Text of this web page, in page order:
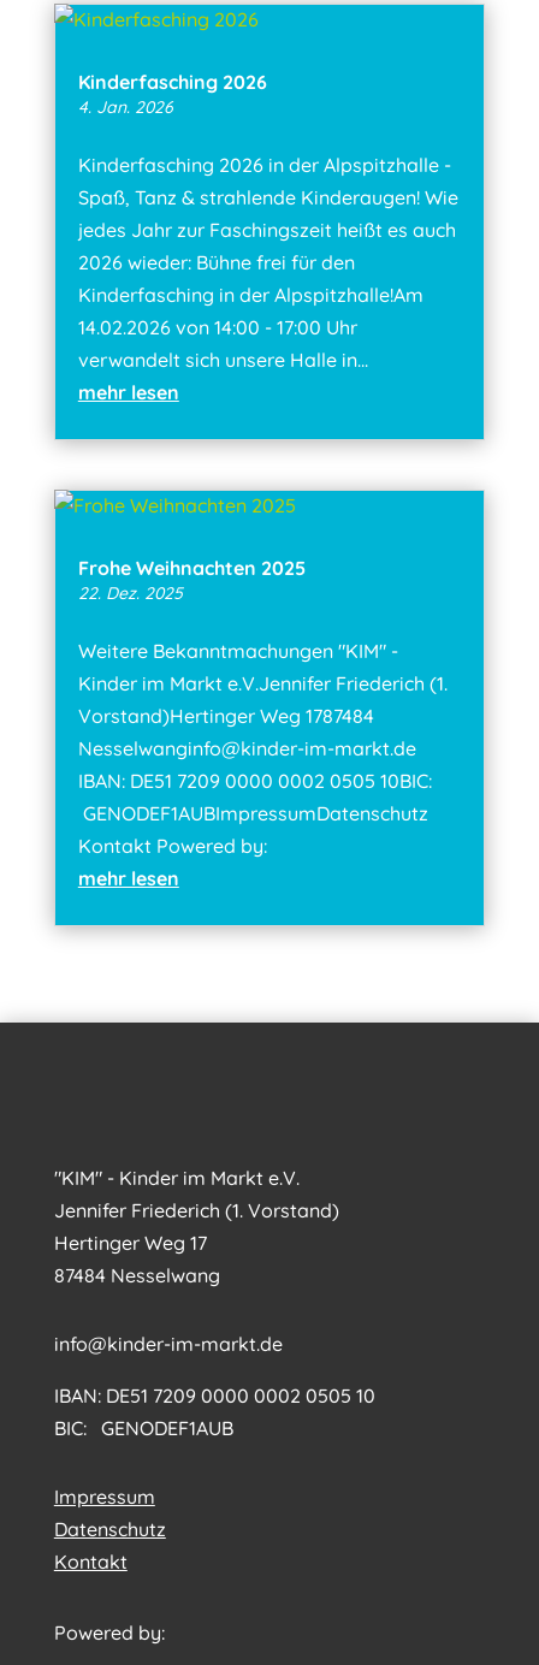
Kinderfasching 2026
4. Jan. 2026
Kinderfasching 2026 in der Alpspitzhalle -
Spaß, Tanz & strahlende Kinderaugen! Wie
jedes Jahr zur Faschingszeit heißt es auch
2026 wieder: Bühne frei für den
Kinderfasching in der Alpspitzhalle!Am
14.02.2026 von 14:00 - 17:00 Uhr
verwandelt sich unsere Halle in...
mehr lesen
Frohe Weihnachten 2025
22. Dez. 2025
Weitere Bekanntmachungen "KIM" -
Kinder im Markt e.V.Jennifer Friederich (1.
Vorstand)Hertinger Weg 1787484
Nesselwanginfo@kinder-im-markt.de
IBAN: DE51 7209 0000 0002 0505 10BIC:
GENODEF1AUBImpressumDatenschutz
Kontakt Powered by:
mehr lesen
"KIM" - Kinder im Markt e.V.
Jennifer Friederich (1. Vorstand)
Hertinger Weg 17
87484 Nesselwang
info@kinder-im-markt.de
IBAN: DE51 7209 0000 0002 0505 10
BIC: GENODEF1AUB
Impressum
Datenschutz
Kontakt
Powered by: